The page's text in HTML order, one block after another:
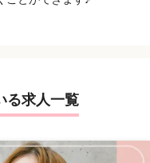
る求人一覧